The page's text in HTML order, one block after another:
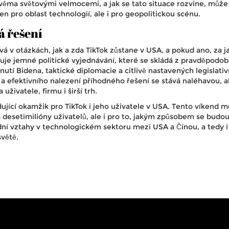
světovými velmocemi, a jak se tato situace rozvine,
pro oblast technologií, ale i pro geopolitickou scénu.
řešení
v otázkách, jak a zda TikTok zůstane v USA, a pokud ano, za
jemné politické vyjednávání, které se skládá z
Bidena, taktické diplomacie a citlivě nastavených
efektivního nalezení příhodného řešení se stává naléhavou,
uživatele, firmu i širší trh.
okamžik pro TikTok i jeho uživatele v USA. Tento víkend
uživatelů, ale i pro to, jakým způsobem se budou
vztahy v technologickém sektoru mezi USA a Čínou, a tedy